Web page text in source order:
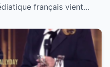
français vient…